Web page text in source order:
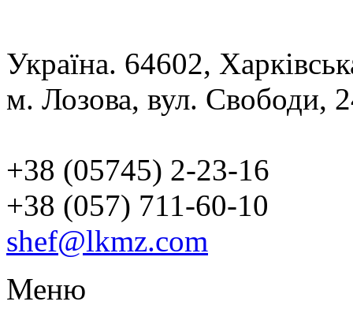
Україна. 64602,
м. Лозова, вул. Свободи,
+38 (05745) 2-23-16
+38 (057) 711-60-10
shef@lkmz.com
Меню